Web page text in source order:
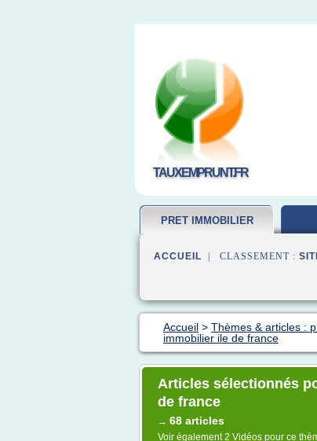
TAUXEMPRUNT.FR
PRET IMMOBILIER
ACCUEIL | CLASSEMENT :
Accueil > Thèmes & articles :
immobilier ile de france
Articles sélectionnés
de france
→ 68 articles
Voir également2 Vidéos pour ce